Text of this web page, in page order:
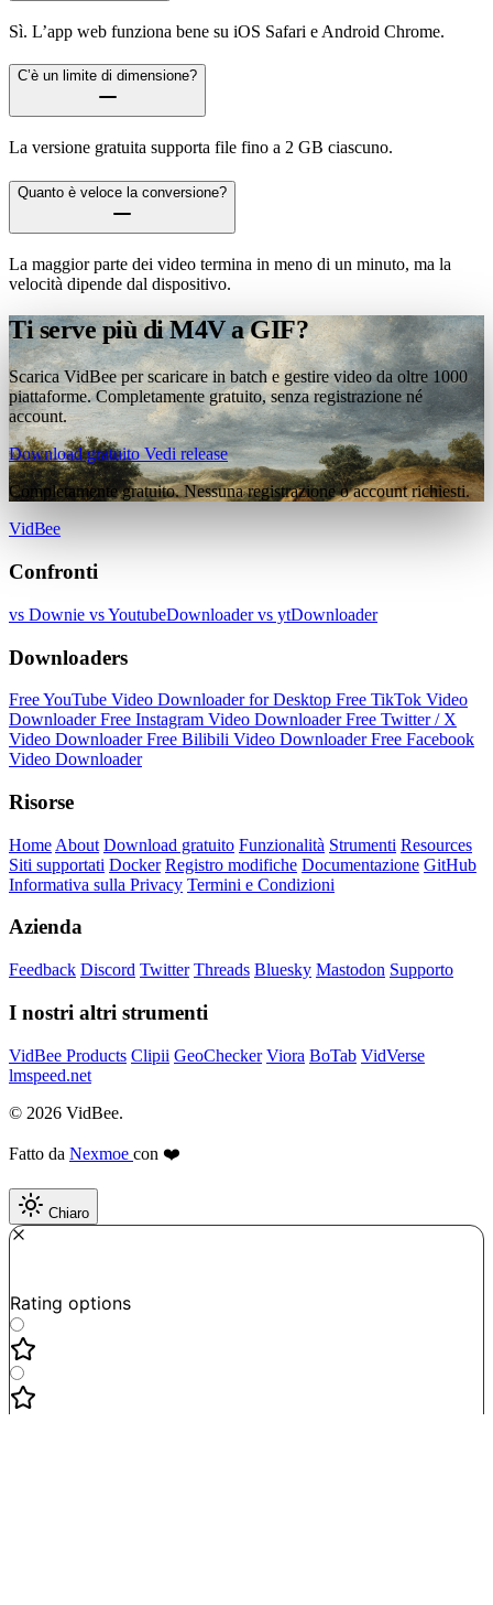
Sì. L’app web funziona bene su iOS Safari e Android Chrome.
C’è un limite di dimensione?
La versione gratuita supporta file fino a 2 GB ciascuno.
Quanto è veloce la conversione?
La maggior parte dei video termina in meno di un minuto, ma la
velocità dipende dal dispositivo.
Ti serve più di M4V a GIF?
Scarica VidBee per scaricare in batch e gestire video da oltre 1000
piattaforme. Completamente gratuito, senza registrazione né
account.
Download gratuitoVedi release
Completamente gratuito. Nessuna registrazione o account richiesti.
VidBee
Confronti
vs Downie vs YoutubeDownloadervs ytDownloader
Downloaders
Free YouTube Video Downloader for Desktop Free TikTok Video
DownloaderFree Instagram Video DownloaderFree Twitter / X
Video DownloaderFree Bilibili Video DownloaderFree Facebook
Video Downloader
Risorse
Home About Download gratuito Funzionalità Strumenti Resources
Siti supportati Docker Registro modifiche Documentazione GitHub
Informativa sulla Privacy Termini e Condizioni
Azienda
Feedback Discord Twitter Threads Bluesky Mastodon Supporto
I nostri altri strumenti
VidBee Products Clipii GeoChecker Viora BoTab VidVerse
lmspeed.net
© 2026 VidBee.
Fatto da Nexmoe con ❤️
Chiaro
Rating options